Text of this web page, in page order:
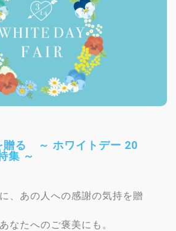
贈る ～ ホワイトデー 20
集 ～
、あの人への感謝の気持を贈
なたへのご褒美にも。